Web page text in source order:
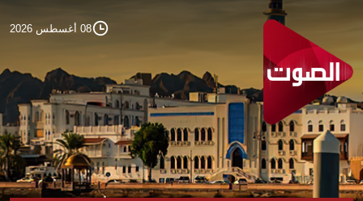
08 أغسطس 2026